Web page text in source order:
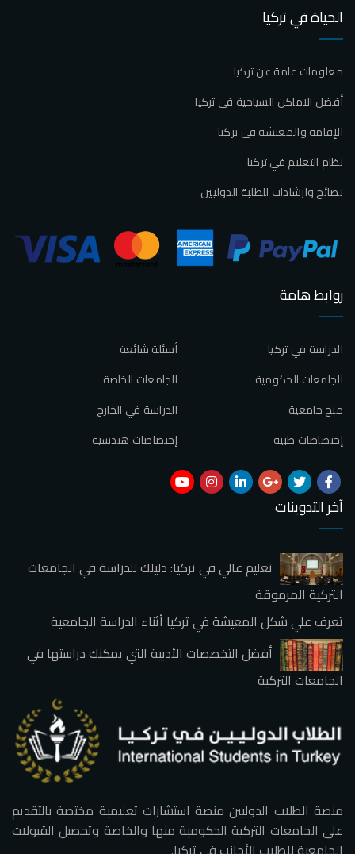
الحياة في تركيا
معلومات عامة عن تركيا
أفضل الاماكن السياحية في تركيا
الإقامة والمعيشة في تركيا
نظام التعليم في تركيا
نصائح وارشادات للطلبة الدوليين
روابط هامة
أسئلة شائعة
الدراسة في تركيا
الجامعات الخاصة
الجامعات الحكومية
الدراسة في الخارج
منح جامعية
إختصاصات هندسية
إختصاصات طبية
آخر التدوينات
تعليم عالي في تركيا: دليلك للدراسة في الجامعات
التركية المرموقة
تعرف علي شكل المعيشة في تركيا أثناء الدراسة الجامعية
أفضل التخصصات الأدبية التي يمكنك دراستها في
الجامعات التركية
منصة الطلاب الدوليين منصة استشارات تعليمية مختصة بالتقديم
على الجامعات التركية الحكومية منها والخاصة وتحصيل القبولات